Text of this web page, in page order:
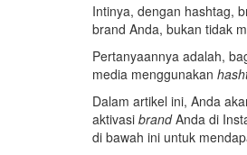
Intinya, dengan hashtag,
brand Anda, bukan tidak
Pertanyaannya adalah,
media menggunakan
Dalam artikel ini, Anda
aktivasi brandAnda di
di bawah ini untuk